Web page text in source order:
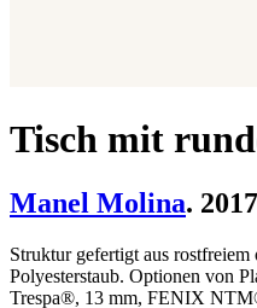
Tisch mit
Manel Molina. 2017
Struktur gefertigt aus
Polyesterstaub. Optionen von
Trespa®, 13 mm, FENIX